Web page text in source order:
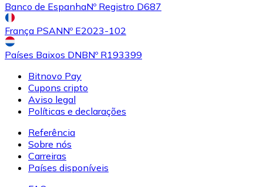
Banco de EspanhaNº Registro D687
França PSANNº E2023-102
Países Baixos DNBNº R193399
Bitnovo Pay
Cupons cripto
Aviso legal
Políticas e declarações
Referência
Sobre nós
Carreiras
Países disponíveis